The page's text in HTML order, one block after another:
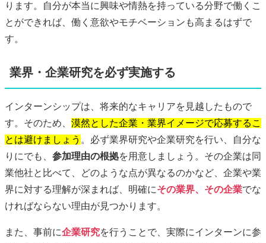
ります。自分が本当に興味や情熱を持っている分野で働くこ
とができれば、働く意欲やモチベーションも高まるはずで
す。
業界・企業研究を必ず実施する
インターンシップは、将来的なキャリアを見越したもので
す。そのため、 漠然とした企業・業界イメージで応募するこ
とは避けましょう 。必ず業界研究や企業研究を行い、自分な
りにでも、 参加理由の根拠を用意しましょう。その企業は同
業他社と比べて、どのような点が異なるのかなど、企業や業
界に対する理解が深まれば、明確にその業界、その企業でな
ければならない理由が見つかります。
また、事前に企業研究を行うことで、実際にインターンに参